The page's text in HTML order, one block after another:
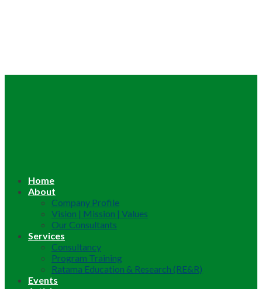
Home
About
Company Profile
Vision | Mission | Values
Our Consultants
Services
Consultancy
Program Training
Ratama Education & Research (RE&R)
Events